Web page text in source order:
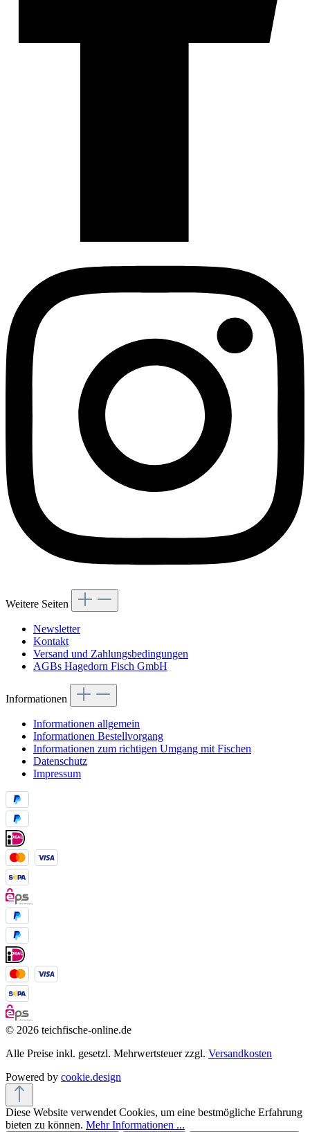
Weitere Seiten
Newsletter
Kontakt
Versand und Zahlungsbedingungen
AGBs Hagedorn Fisch GmbH
Informationen
Informationen allgemein
Informationen Bestellvorgang
Informationen zum richtigen Umgang mit Fischen
Datenschutz
Impressum
© 2026 teichfische-online.de
Alle Preise inkl. gesetzl. Mehrwertsteuer zzgl. Versandkosten
Powered by cookie.design
Diese Website verwendet Cookies, um eine bestmögliche Erfahrung
bieten zu können. Mehr Informationen ...